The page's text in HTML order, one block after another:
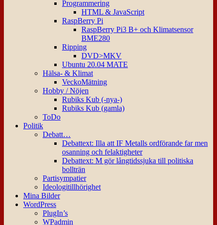
Programmering
HTML & JavaScript
RaspBerry Pi
RaspBerry Pi3 B+ och Klimatsensor
BME280
Ripping
DVD>MKV
Ubuntu 20.04 MATE
Hälsa- & Klimat
VeckoMätning
Hobby / Nöjen
Rubiks Kub (-nya-)
Rubiks Kub (gamla)
ToDo
Politik
Debatt…
Debattext: Illa att IF Metalls ordförande far men
osanning och felaktigheter
Debattext: M gör långtidssjuka till politiska
bollträn
Partisympatier
Ideologitillhörighet
Mina Bilder
WordPress
PlugIn’s
WPadmin